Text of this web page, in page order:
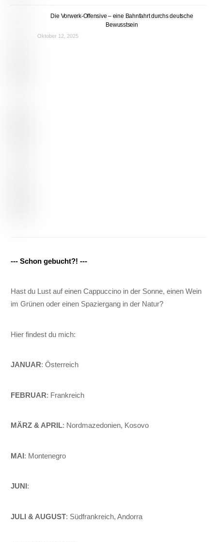
Die Vorwerk-Offensive – eine Bahnfahrt durchs deutsche
Bewusstsein
Oktober 12, 2025
--- Schon gebucht?! ---
Hast du Lust auf einen Cappuccino in der Sonne, einen Wein
im Grünen oder einen Spaziergang in der Natur?
Hier findest du mich:
JANUAR: Österreich
FEBRUAR: Frankreich
MÄRZ & APRIL: Nordmazedonien, Kosovo
MAI: Montenegro
JUNI:
JULI & AUGUST: Südfrankreich, Andorra